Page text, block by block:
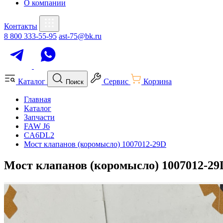
О компании
Контакты
8 800 333-55-95 ast-75@bk.ru
Каталог Поиск Сервис Корзина
Главная
Каталог
Запчасти
FAW J6
CA6DL2
Мост клапанов (коромысло) 1007012-29D
Мост клапанов (коромысло) 1007012-